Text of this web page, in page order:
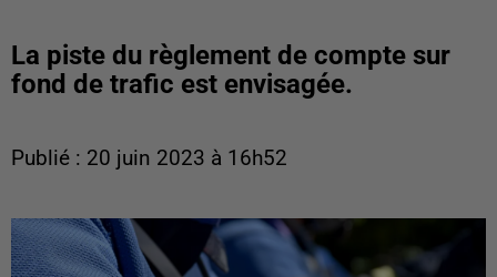
La piste du règlement de compte sur
fond de trafic est envisagée.
Publié : 20 juin 2023 à 16h52